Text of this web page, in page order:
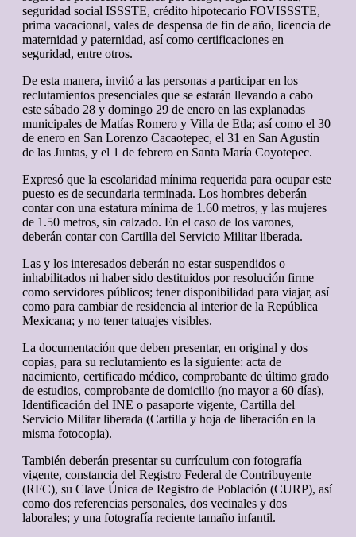
seguridad social ISSSTE, crédito hipotecario FOVISSSTE,
prima vacacional, vales de despensa de fin de año, licencia de
maternidad y paternidad, así como certificaciones en
seguridad, entre otros.
De esta manera, invitó a las personas a participar en los
reclutamientos presenciales que se estarán llevando a cabo
este sábado 28 y domingo 29 de enero en las explanadas
municipales de Matías Romero y Villa de Etla; así como el 30
de enero en San Lorenzo Cacaotepec, el 31 en San Agustín
de las Juntas, y el 1 de febrero en Santa María Coyotepec.
Expresó que la escolaridad mínima requerida para ocupar este
puesto es de secundaria terminada. Los hombres deberán
contar con una estatura mínima de 1.60 metros, y las mujeres
de 1.50 metros, sin calzado. En el caso de los varones,
deberán contar con Cartilla del Servicio Militar liberada.
Las y los interesados deberán no estar suspendidos o
inhabilitados ni haber sido destituidos por resolución firme
como servidores públicos; tener disponibilidad para viajar, así
como para cambiar de residencia al interior de la República
Mexicana; y no tener tatuajes visibles.
La documentación que deben presentar, en original y dos
copias, para su reclutamiento es la siguiente: acta de
nacimiento, certificado médico, comprobante de último grado
de estudios, comprobante de domicilio (no mayor a 60 días),
Identificación del INE o pasaporte vigente, Cartilla del
Servicio Militar liberada (Cartilla y hoja de liberación en la
misma fotocopia).
También deberán presentar su currículum con fotografía
vigente, constancia del Registro Federal de Contribuyente
(RFC), su Clave Única de Registro de Población (CURP), así
como dos referencias personales, dos vecinales y dos
laborales; y una fotografía reciente tamaño infantil.